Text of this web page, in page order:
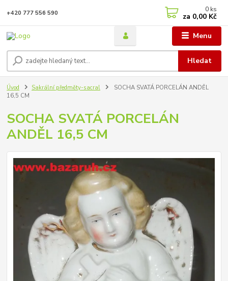
Menu
Hledat
+420 777 556 590 0 ks
za 0,00 Kč
Úvod Sakrální předměty-sacral
SOCHA SVATÁ PORCELÁN ANDĚL
16,5 CM
SOCHA SVATÁ PORCELÁN
ANDĚL 16,5 CM